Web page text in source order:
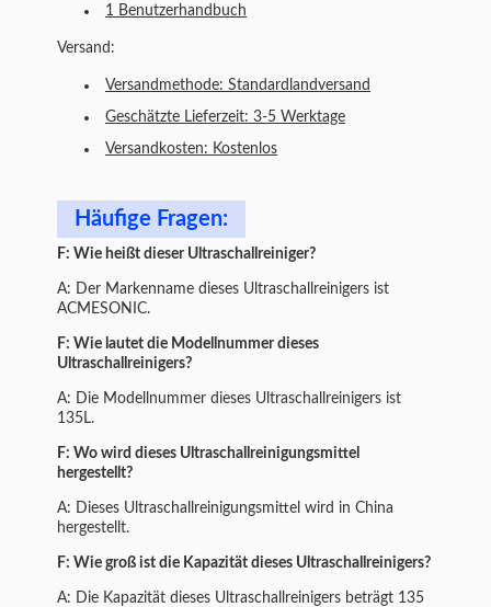
1 Benutzerhandbuch
Versand:
Versandmethode: Standardlandversand
Geschätzte Lieferzeit: 3-5 Werktage
Versandkosten: Kostenlos
Häufige Fragen:
F: Wie heißt dieser Ultraschallreiniger?
A: Der Markenname dieses Ultraschallreinigers ist
ACMESONIC.
F: Wie lautet die Modellnummer dieses
Ultraschallreinigers?
A: Die Modellnummer dieses Ultraschallreinigers ist
135L.
F: Wo wird dieses Ultraschallreinigungsmittel
hergestellt?
A: Dieses Ultraschallreinigungsmittel wird in China
hergestellt.
F: Wie groß ist die Kapazität dieses Ultraschallreinigers?
A: Die Kapazität dieses Ultraschallreinigers beträgt 135